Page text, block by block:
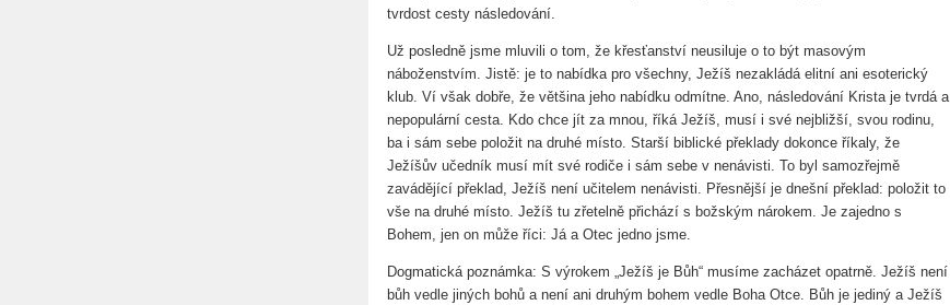
tvrdost cesty následování.
Už posledně jsme mluvili o tom, že křesťanství neusiluje o to být masovým
náboženstvím. Jistě: je to nabídka pro všechny, Ježíš nezakládá elitní ani esoterický
klub. Ví však dobře, že většina jeho nabídku odmítne. Ano, následování Krista je tvrdá a
nepopulární cesta. Kdo chce jít za mnou, říká Ježíš, musí i své nejbližší, svou rodinu,
ba i sám sebe položit na druhé místo. Starší biblické překlady dokonce říkaly, že
Ježíšův učedník musí mít své rodiče i sám sebe v nenávisti. To byl samozřejmě
zavádějící překlad, Ježíš není učitelem nenávisti. Přesnější je dnešní překlad: položit to
vše na druhé místo. Ježíš tu zřetelně přichází s božským nárokem. Je zajedno s
Bohem, jen on může říci: Já a Otec jedno jsme.
Dogmatická poznámka: S výrokem „Ježíš je Bůh“ musíme zacházet opatrně. Ježíš není
bůh vedle jiných bohů a není ani druhým bohem vedle Boha Otce. Bůh je jediný a Ježíš